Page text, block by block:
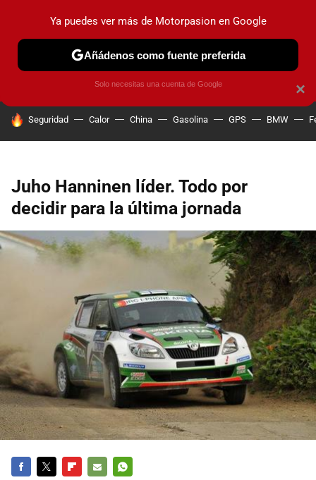
PRUEBAS COCHES ELÉCTRICOS OBSERVATORIO
HOY SE HABLA DE
Seguridad Calor China Gasolina GPS BMW
Juho Hanninen líder. Todo por
decidir para la última jornada
×
Ya puedes ver más de Motorpasion en Google
Añádenos como fuente preferida
Solo necesitas una cuenta de Google